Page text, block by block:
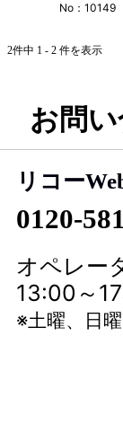
No：10149
2件中 1 - 2 件を表示
お問
リコー
0120-
オペレー
13:00～
※土曜、日